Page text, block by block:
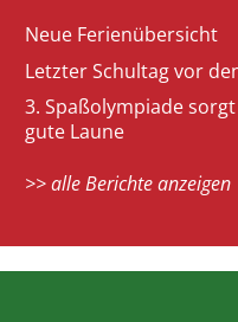
Neue Ferienübersicht
Letzter Schultag vor
3. Spaßolympiade
gute Laune
>> alle Berichte anzeigen